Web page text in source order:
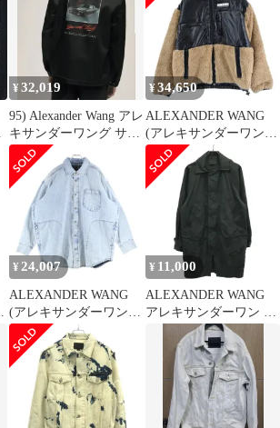
¥32,019
95) Alexander Wang アレ
キサンダーワング サテ
ンジャケット
¥34,650
ALEXANDER WANG
(アレキサンダーワン)
18AW Shearling Coat シ
リコンパッチ付き ジッ
プアップフーディボア
ジャケット
6W382005V1 ブラック/
ブラウン
¥ 24,007
ALEXANDER WANG
(アレキサンダーワン)
オーバーサイズ デニム
シャツコート 裏地 キル
ティング ジャケット イ
ンディゴ UDC421208
¥ 11,000
ALEXANDER WANG
アレキサンダーワン ポ
リエステルモッズコー
ト 22-05-0007 ブラック